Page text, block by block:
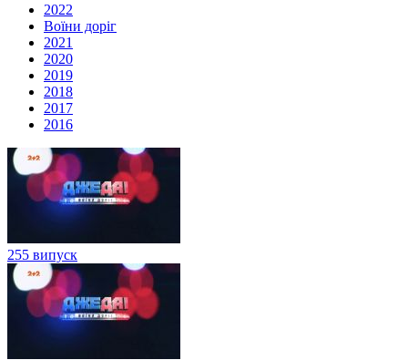
2022
Воїни доріг
2021
2020
2019
2018
2017
2016
255 випуск